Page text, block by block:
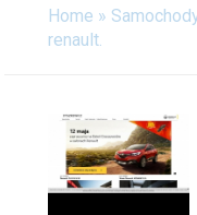
Home »
renault.